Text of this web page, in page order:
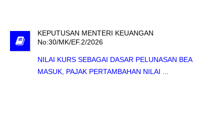
KEPUTUSAN MENTERI KEUANGAN
No:30/MK/EF.2/2026
NILAI KURS SEBAGAI DASAR PELUNASAN BEA
MASUK, PAJAK PERTAMBAHAN NILAI ...